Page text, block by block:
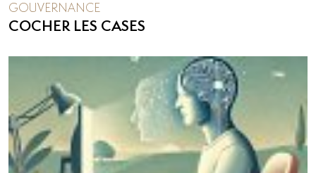
GOUVERNANCE
COCHER LES CASES